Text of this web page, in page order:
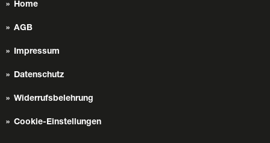
Home
AGB
Impressum
Datenschutz
Widerrufsbelehrung
Cookie-Einstellungen